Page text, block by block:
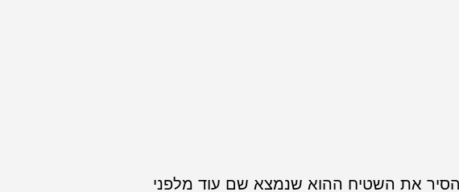
את השטיח ההוא שנמצא שם עוד מלפני